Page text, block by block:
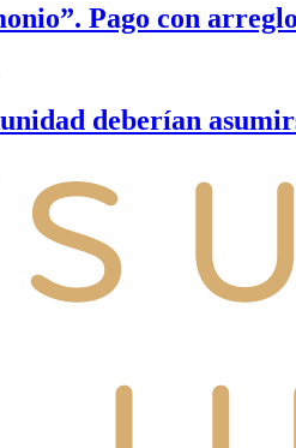
Pago con
deberían